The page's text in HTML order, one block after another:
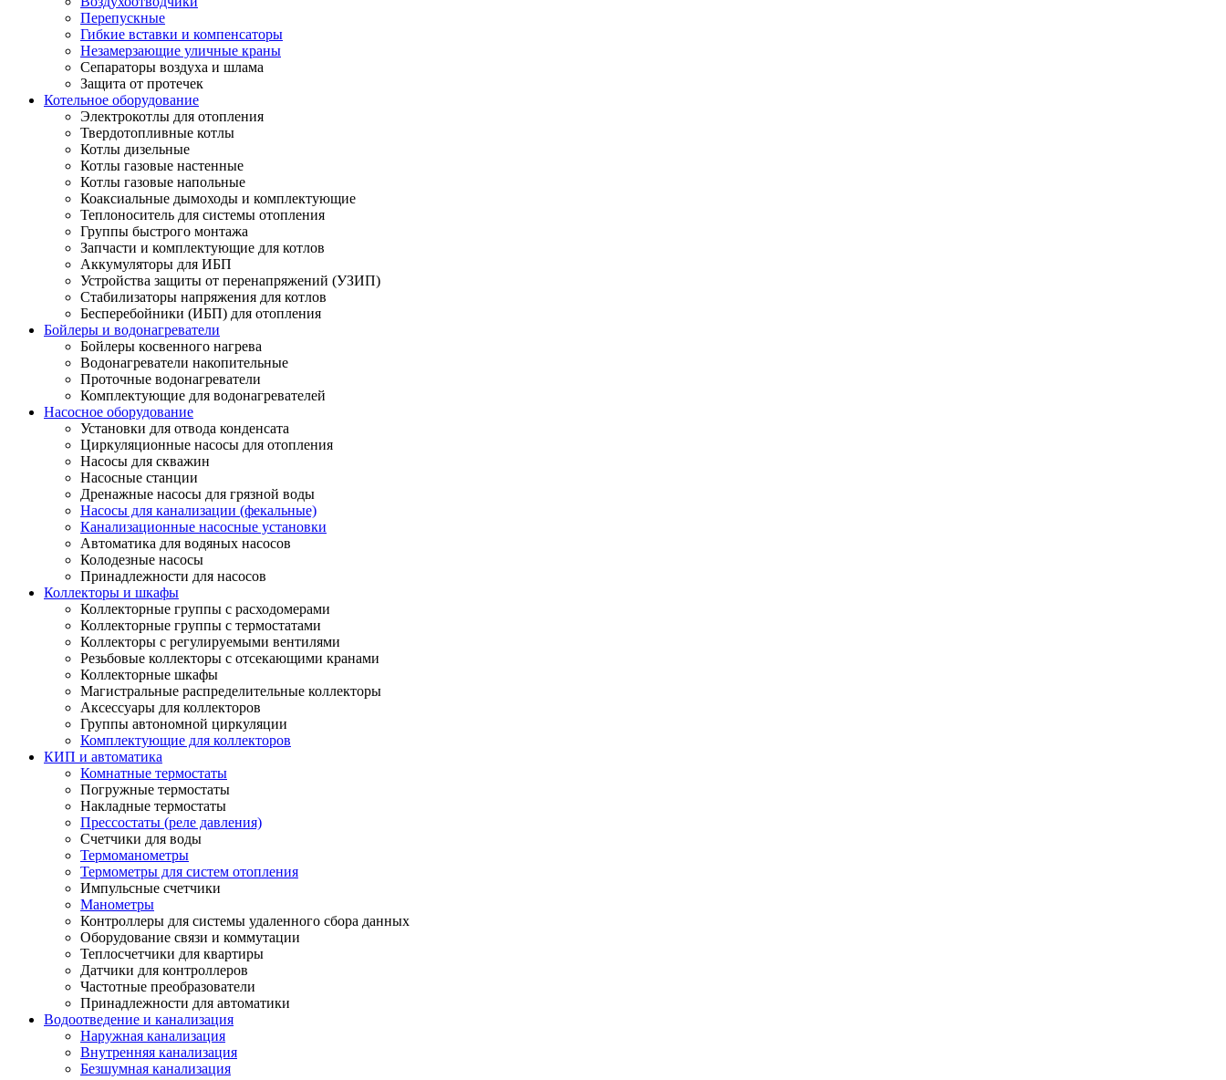
Перепускные
Гибкие вставки и компенсаторы
Незамерзающие уличные краны
Сепараторы воздуха и шлама
Защита от протечек
Котельное оборудование
Электрокотлы для отопления
Твердотопливные котлы
Котлы дизельные
Котлы газовые настенные
Котлы газовые напольные
Коаксиальные дымоходы и комплектующие
Теплоноситель для системы отопления
Группы быстрого монтажа
Запчасти и комплектующие для котлов
Аккумуляторы для ИБП
Устройства защиты от перенапряжений (УЗИП)
Стабилизаторы напряжения для котлов
Бесперебойники (ИБП) для отопления
Бойлеры и водонагреватели
Бойлеры косвенного нагрева
Водонагреватели накопительные
Проточные водонагреватели
Комплектующие для водонагревателей
Насосное оборудование
Установки для отвода конденсата
Циркуляционные насосы для отопления
Насосы для скважин
Насосные станции
Дренажные насосы для грязной воды
Насосы для канализации (фекальные)
Канализационные насосные установки
Автоматика для водяных насосов
Колодезные насосы
Принадлежности для насосов
Коллекторы и шкафы
Коллекторные группы с расходомерами
Коллекторные группы с термостатами
Коллекторы с регулируемыми вентилями
Резьбовые коллекторы с отсекающими кранами
Коллекторные шкафы
Магистральные распределительные коллекторы
Аксессуары для коллекторов
Группы автономной циркуляции
Комплектующие для коллекторов
КИП и автоматика
Комнатные термостаты
Погружные термостаты
Накладные термостаты
Прессостаты (реле давления)
Счетчики для воды
Термоманометры
Термометры для систем отопления
Импульсные счетчики
Манометры
Контроллеры для системы удаленного сбора данных
Оборудование связи и коммутации
Теплосчетчики для квартиры
Датчики для контроллеров
Частотные преобразователи
Принадлежности для автоматики
Водоотведение и канализация
Наружная канализация
Внутренняя канализация
Безшумная канализация